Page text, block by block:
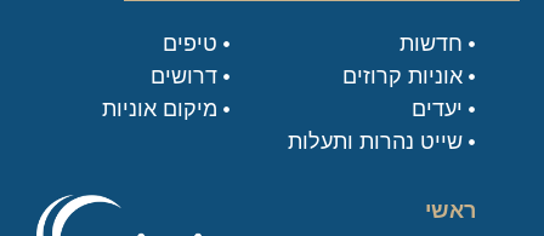
ראשי
טיפים
דרושים
מיקום אוניות
חדשות
אוניות קרוזים
יעדים
שייט נהרות ותעלות